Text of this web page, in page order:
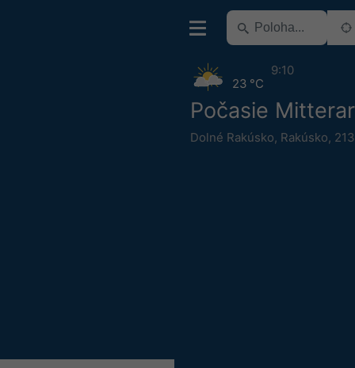
Počasie
Dolné Rakúsko, Rakúsko,
23 °C
9:10